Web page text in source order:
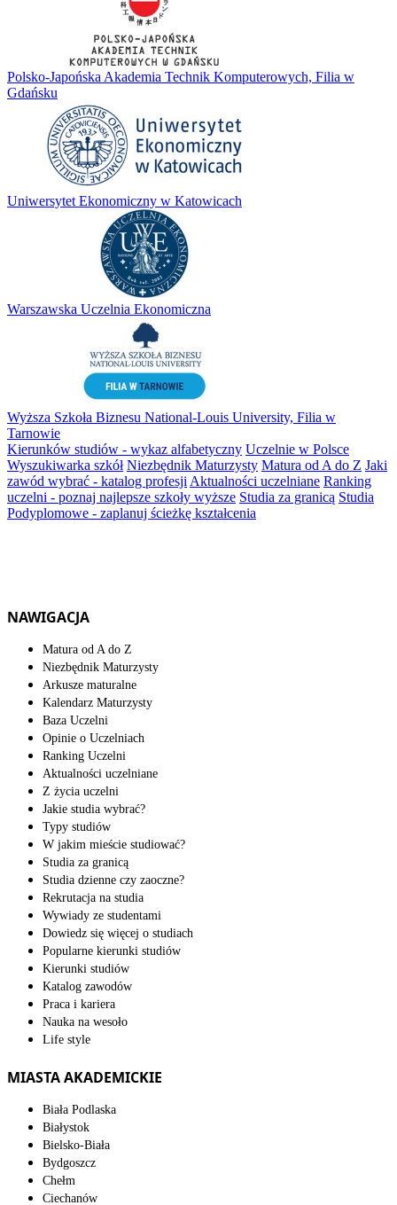
Polsko-Japońska Akademia Technik Komputerowych, Filia w
Gdańsku
Uniwersytet Ekonomiczny w Katowicach
Warszawska Uczelnia Ekonomiczna
Wyższa Szkoła Biznesu National-Louis University, Filia w
Tarnowie
Kierunków studiów - wykaz alfabetyczny Uczelnie w Polsce
Wyszukiwarka szkół Niezbędnik Maturzysty Matura od A do Z Jaki
zawód wybrać - katalog profesji Aktualności uczelniane Ranking
uczelni - poznaj najlepsze szkoły wyższe Studia za granicą Studia
Podyplomowe - zaplanuj ścieżkę kształcenia
NAWIGACJA
Matura od A do Z
Niezbędnik Maturzysty
Arkusze maturalne
Kalendarz Maturzysty
Baza Uczelni
Opinie o Uczelniach
Ranking Uczelni
Aktualności uczelniane
Z życia uczelni
Jakie studia wybrać?
Typy studiów
W jakim mieście studiować?
Studia za granicą
Studia dzienne czy zaoczne?
Rekrutacja na studia
Wywiady ze studentami
Dowiedz się więcej o studiach
Popularne kierunki studiów
Kierunki studiów
Katalog zawodów
Praca i kariera
Nauka na wesoło
Life style
MIASTA AKADEMICKIE
Biała Podlaska
Białystok
Bielsko-Biała
Bydgoszcz
Chełm
Ciechanów